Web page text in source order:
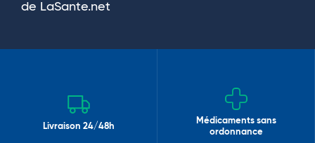
de LaSante.net
Livraison 24/48h
Médicaments sans
ordonnance